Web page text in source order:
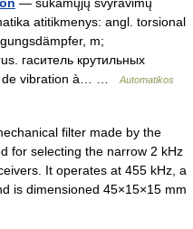
atitikmenys: angl. torsional
m;
гаситель крутильных
de vibration à… …
Automatikos
filter made by the
for selecting the narrow 2 kHz
It operates at 455 kHz, a
is dimensioned 45×15×15 mm